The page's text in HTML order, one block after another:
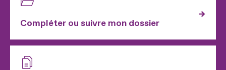
Compléter ou suivre mon dossier